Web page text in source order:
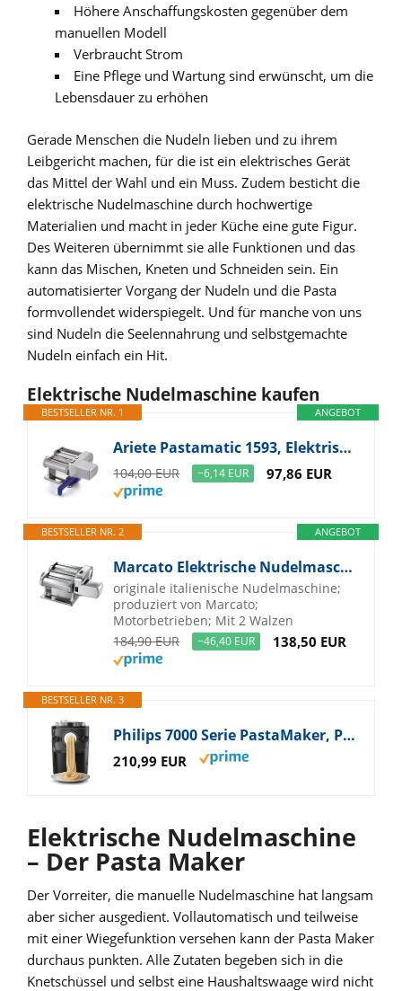
Höhere Anschaffungskosten gegenüber dem
manuellen Modell
Verbraucht Strom
Eine Pflege und Wartung sind erwünscht, um die
Lebensdauer zu erhöhen
Gerade Menschen die Nudeln lieben und zu ihrem
Leibgericht machen, für die ist ein elektrisches Gerät
das Mittel der Wahl und ein Muss. Zudem besticht die
elektrische Nudelmaschine durch hochwertige
Materialien und macht in jeder Küche eine gute Figur.
Des Weiteren übernimmt sie alle Funktionen und das
kann das Mischen, Kneten und Schneiden sein. Ein
automatisierter Vorgang der Nudeln und die Pasta
formvollendet widerspiegelt. Und für manche von uns
sind Nudeln die Seelennahrung und selbstgemachte
Nudeln einfach ein Hit.
Elektrische Nudelmaschine kaufen
ANGEBOT
BESTSELLER NR. 1
Ariete Pastamatic 1593, Elektrische Nudelmaschine, 2 Geschwindigkeitsstufen + Pulse-Funktion, 9 Variable Teig-Stärken, 5 Nudelformen, Inkulusive Befestigungsklemme und Handkurbel, 90W
104,00 EUR −6,14 EUR 97,86 EUR
ANGEBOT
BESTSELLER NR. 2
Marcato Elektrische Nudelmaschine Atlas 150 + Motor, Atlasmotor, Für Pasta, Lasagne, Fettuccine, Tagliolini, aus Edelstahl
originale italienische Nudelmaschine;
produziert von Marcato;
Motorbetrieben; Mit 2 Walzen
184,90 EUR
−46,40 EUR 138,50 EUR
BESTSELLER NR. 3
Philips 7000 Serie PastaMaker, Perfekte Nudeln Selbstgemacht, Automatisches Wiegen, 8 Pastasorten, Einfache Reinigung, bis zu 8 Portionen, ProExtrude-Technologie, Vegan, Glutenfrei, Schwarz(HR2665/93)
210,99 EUR
Elektrische Nudelmaschine
– Der Pasta Maker
Der Vorreiter, die manuelle Nudelmaschine hat langsam
aber sicher ausgedient. Vollautomatisch und teilweise
mit einer Wiegefunktion versehen kann der Pasta Maker
durchaus punkten. Alle Zutaten begeben sich in die
Knetschüssel und selbst eine Haushaltswaage wird nicht